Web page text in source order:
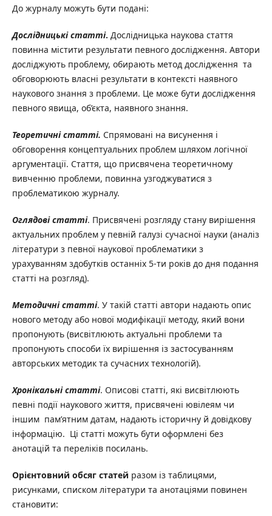
До журналу можуть бути подані:
Дослідницькі статті. Дослідницька наукова стаття
повинна містити результати певного дослідження. Автори
досліджують проблему, обирають метод дослідження та
обговорюють власні результати в контексті наявного
наукового знання з проблеми. Це може бути дослідження
певного явища, об’єкта, наявного знання.
Теоретичні статті. Спрямовані на висунення і
обговорення концептуальних проблем шляхом логічної
аргументації. Стаття, що присвячена теоретичному
вивченню проблеми, повинна узгоджуватися з
проблематикою журналу.
Оглядові статті. Присвячені розгляду стану вирішення
актуальних проблем у певній галузі сучасної науки (аналіз
літератури з певної наукової проблематики з
урахуванням здобутків останніх 5-ти років до дня подання
статті на розгляд).
Методичні статті. У такій статті автори надають опис
нового методу або нової модифікації методу, який вони
пропонують (висвітлюють актуальні проблеми та
пропонують способи їх вирішення із застосуванням
авторських методик та сучасних технологій).
Хронікальні статті. Описові статті, які висвітлюють
певні події наукового життя, присвячені ювілеям чи
іншим пам’ятним датам, надають історичну й довідкову
інформацію. Ці статті можуть бути оформлені без
анотацій та переліків посилань.
Орієнтовний обсяг статей разом із таблицями,
рисунками, списком літератури та анотаціями повинен
становити: